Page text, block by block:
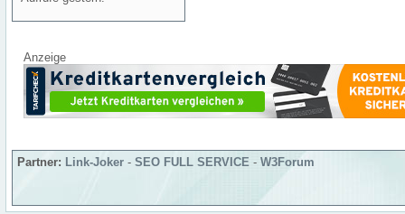
Anzeige
Partner: Link-Joker - SEO FULL SERVICE - W3Forum